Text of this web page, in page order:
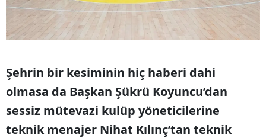
Şehrin bir kesiminin hiç haberi dahi
olmasa da Başkan Şükrü Koyuncu’dan
sessiz mütevazi kulüp yöneticilerine
teknik menajer Nihat Kılınç’tan teknik